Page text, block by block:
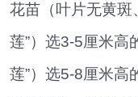
花苗（叶片无黄斑
莲”）选3-5厘米高
莲”）选5-8厘米高